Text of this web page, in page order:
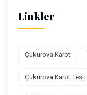
Linkler
Çukurova Karot
Çukurova Karot Testi